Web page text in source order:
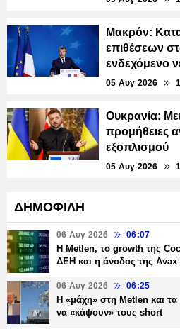
Μακρόν:
επιθέσεων
ενδεχόμενο
05 Αυγ 2026
Ουκρανία:
προμήθειες
εξοπλισμού
05 Αυγ 2026
ΔΗΜΟΦΙΛΗ
06 Αυγ 2026 06:07
H Metlen, το growth της
ΔΕΗ και η άνοδος της Avax
06 Αυγ 2026 06:25
H «μάχη» στη Metlen και
να «κάψουν» τους short